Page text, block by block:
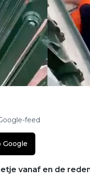
feed
vanaf en de